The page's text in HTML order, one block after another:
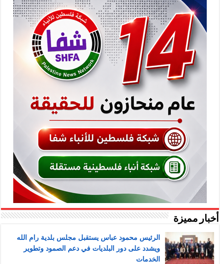
أخبار مميزة
الرئيس محمود عباس يستقبل مجلس بلدية رام الله
ويشدد على دور البلديات في دعم الصمود وتطوير
الخدمات